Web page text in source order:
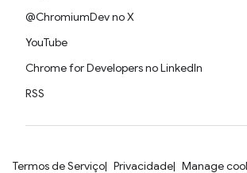
@ChromiumDev no X
YouTube
Chrome for Developers no LinkedIn
RSS
Termos de Serviço Privacidade Manage